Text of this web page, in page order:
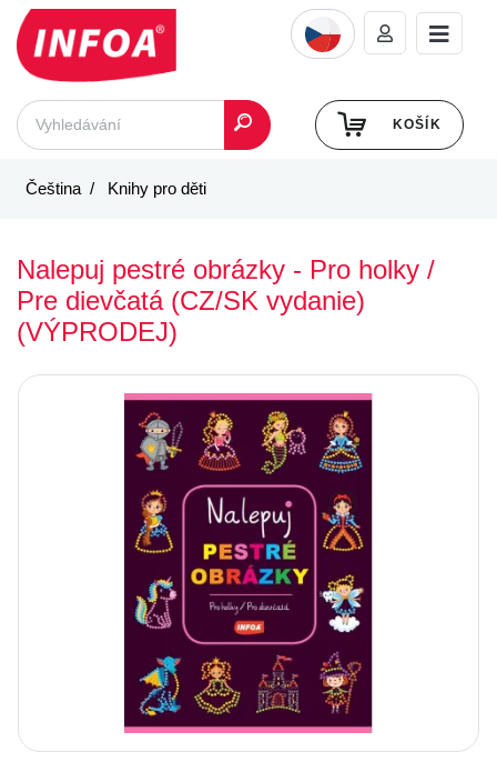
KOŠÍK
Čeština Knihy pro děti
Nalepuj pestré obrázky - Pro holky /
Pre dievčatá (CZ/SK vydanie)
(VÝPRODEJ)